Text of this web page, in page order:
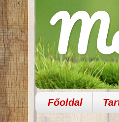
Főoldal